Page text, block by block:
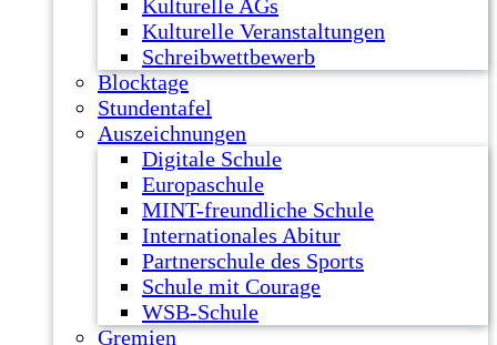
Kulturelle AGs
Kulturelle Veranstaltungen
Schreibwettbewerb
Blocktage
Stundentafel
Auszeichnungen
Digitale Schule
Europaschule
MINT-freundliche Schule
Internationales Abitur
Partnerschule des Sports
Schule mit Courage
WSB-Schule
Gremien